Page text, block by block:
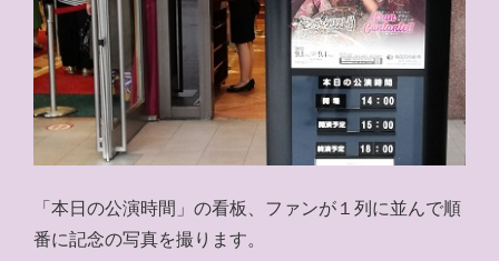
「本日の公演時間」の看板、ファンが１列に並んで順
番に記念の写真を撮ります。